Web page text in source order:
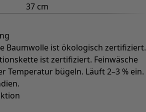
37 cm
Baumwolle ist ökologisch zertifiziert.
ist zertifiziert. Feinwäsche
Temperatur bügeln. Läuft 2–3 % ein.